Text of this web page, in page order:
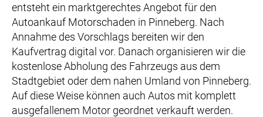
entsteht ein marktgerechtes Angebot für den
Autoankauf Motorschaden in Pinneberg. Nach
Annahme des Vorschlags bereiten wir den
Kaufvertrag digital vor. Danach organisieren wir die
kostenlose Abholung des Fahrzeugs aus dem
Stadtgebiet oder dem nahen Umland von Pinneberg.
Auf diese Weise können auch Autos mit komplett
ausgefallenem Motor geordnet verkauft werden.